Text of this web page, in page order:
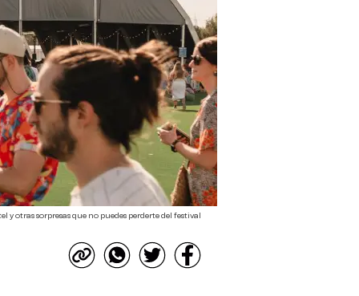
y otras sorpresas que no puedes perderte del festival